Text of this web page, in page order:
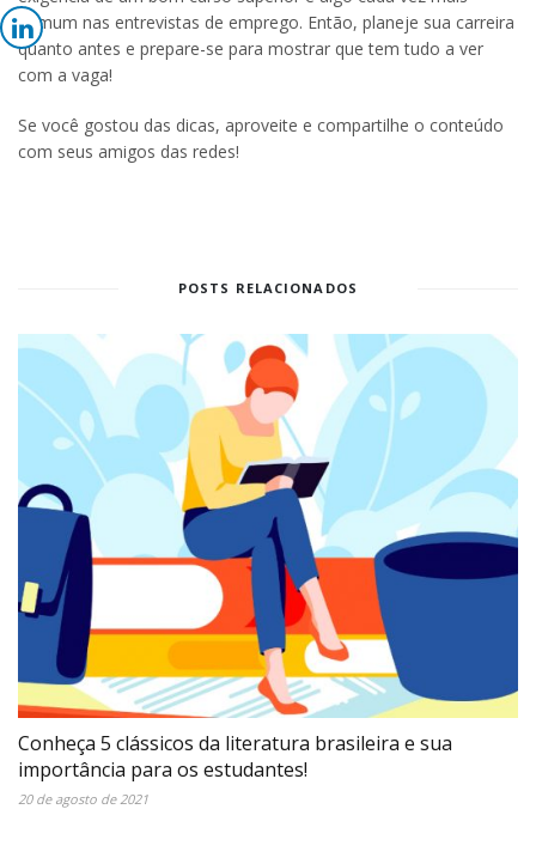
comum nas entrevistas de emprego. Então, planeje sua carreira
quanto antes e prepare-se para mostrar que tem tudo a ver
com a vaga!
Se você gostou das dicas, aproveite e compartilhe o conteúdo
com seus amigos das redes!
POSTS RELACIONADOS
Conheça 5 clássicos da literatura brasileira e sua
importância para os estudantes!
20 de agosto de 2021